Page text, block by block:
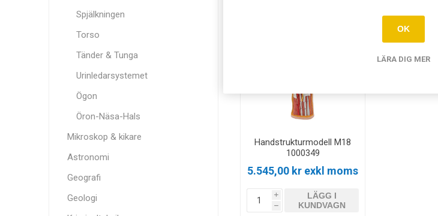
Handstrukturmodell M18
1000349
5.545,00 kr exkl moms
i
h
LÄGG I
KUNDVAGN
Spjälkningen
Torso
Tänder & Tunga
Urinledarsystemet
Ögon
Öron-Näsa-Hals
Mikroskop & kikare
Astronomi
Geografi
Geologi
OK
LÄRA DIG MER